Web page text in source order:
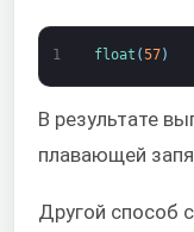
1 float (57)
В результате
плавающей
Другой способ